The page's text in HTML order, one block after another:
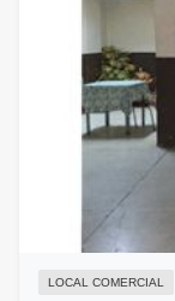
LOCAL COMERCIAL